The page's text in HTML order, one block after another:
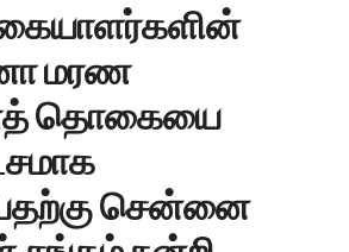
மரண
தொகையை
சென்னை